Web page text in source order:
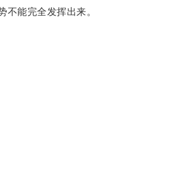
能完全发挥出来。